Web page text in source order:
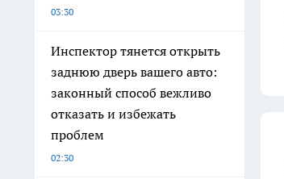
03:30
Инспектор тянется открыть
заднюю дверь вашего авто:
законный способ вежливо
отказать и избежать
проблем
02:30